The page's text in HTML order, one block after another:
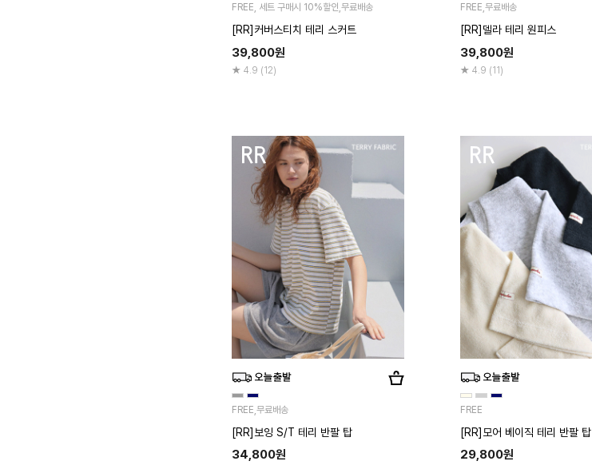
FREE, 세트 구매시 10%할인,무료배송
[RR]커버스티치 테리 스커트
39,800원
4.9 (12)
FREE,무료배송
[RR]델라 테리 원피스
39,800원
4.9 (11)
FREE,무료배송
[RR]보잉 S/T 테리 반팔 탑
34,800원
FREE
[RR]모어 베이직 테리 반팔 탑
29,800원